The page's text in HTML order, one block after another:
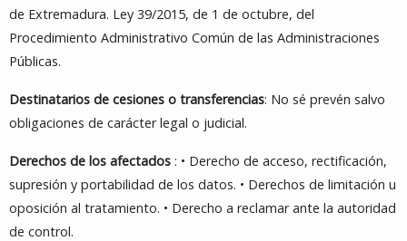
de Extremadura. Ley 39/2015, de 1 de octubre, del
Procedimiento Administrativo Común de las Administraciones
Públicas.
Destinatarios de cesiones o transferencias: No sé prevén salvo
obligaciones de carácter legal o judicial.
Derechos de los afectados : • Derecho de acceso, rectificación,
supresión y portabilidad de los datos. • Derechos de limitación u
oposición al tratamiento. • Derecho a reclamar ante la autoridad
de control.